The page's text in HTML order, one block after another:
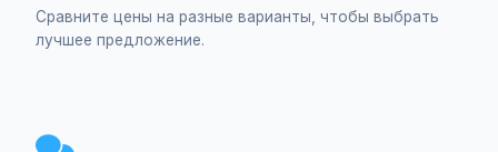
Сравните цены на разные варианты, чтобы выбрать
лучшее предложение.